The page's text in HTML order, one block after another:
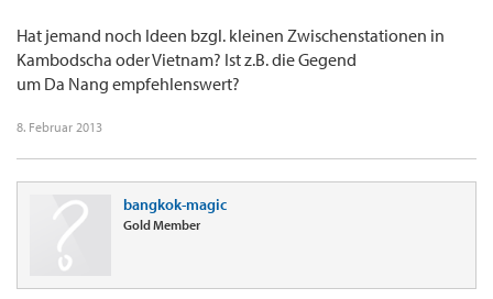
Hat jemand noch Ideen bzgl. kleinen Zwischenstationen in
Kambodscha oder Vietnam? Ist z.B. die Gegend
um Da Nang empfehlenswert?
8. Februar 2013
bangkok-magic
Gold Member